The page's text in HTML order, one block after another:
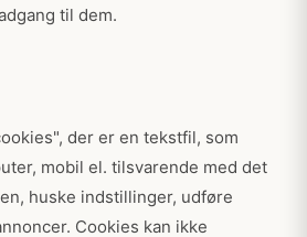
til dem.
der er en tekstfil, som
mobil el. tilsvarende med det
huske indstillinger, udføre
Cookies kan ikke